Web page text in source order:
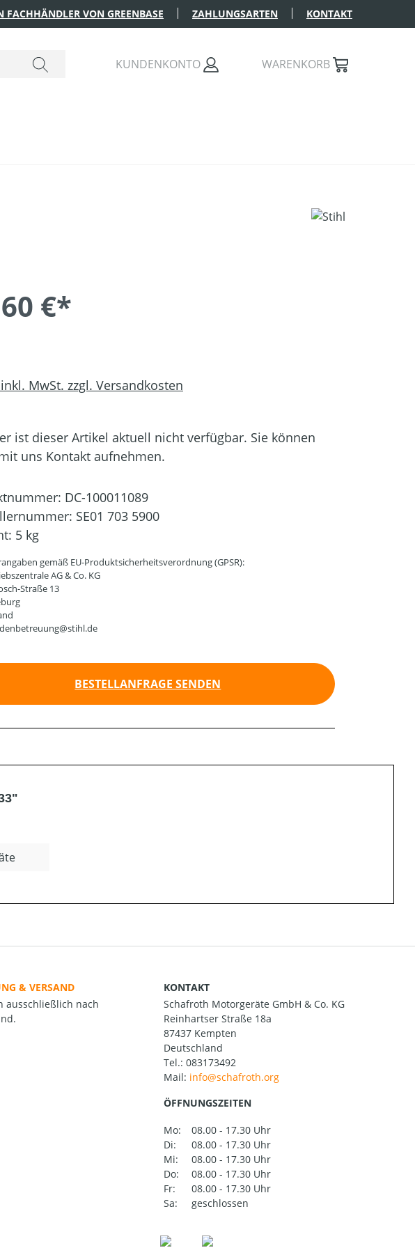
FACHHÄNDLER VON GREENBASE ZAHLUNGSARTEN KONTAKT
KUNDENKONTO WARENKORB
€*
MwSt. zzgl. Versandkosten
ist dieser Artikel aktuell nicht verfügbar. Sie können
uns Kontakt aufnehmen.
DC-100011089
SE01 703 5900
5 kg
gemäß EU-Produktsicherheitsverordnung (GPSR):
AG & Co. KG
Straße 13
BESTELLANFRAGE SENDEN
& VERSAND
ausschließlich nach
KONTAKT
Schafroth Motorgeräte GmbH & Co. KG
Reinhartser Straße 18a
87437 Kempten
Deutschland
Tel.: 083173492
Mail:
ÖFFNUNGSZEITEN
Mo:
08.00 - 17.30 Uhr
Di:
08.00 - 17.30 Uhr
Mi:
08.00 - 17.30 Uhr
Do:
08.00 - 17.30 Uhr
Fr:
08.00 - 17.30 Uhr
Sa:
geschlossen